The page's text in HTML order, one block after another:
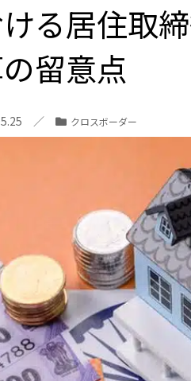
る居住取
留意点
クロスボーダー